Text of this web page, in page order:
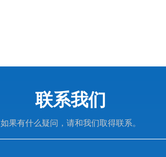
联系我们
如果有什么疑问，请和我们取得联系。